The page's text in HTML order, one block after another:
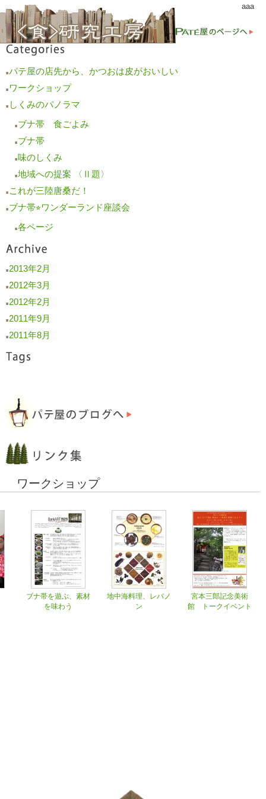
aaa
■パテ屋の店先から、かつおは皮がおいしい
■ ワークショップ
■ しくみのパノラマ
■ ブナ帯 食ごよみ
■ ブナ帯
■ 味のしくみ
■地域への提案 〈Ⅱ題〉
■ これが三陸唐桑だ！
■ ブナ帯⭐︎ワンダーランド座談会
■各ページ
■ 2013年2月
■ 2012年3月
■ 2012年2月
■ 2011年9月
■ 2011年8月
ワークショップ
ブナ帯を遊ぶ、素材
を味わう
地中海料理、レバノ
ン
宮本三郎記念美術
館 トークイベント